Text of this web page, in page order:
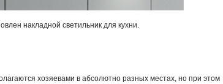
накладной светильник для кухни.
хозяевами в абсолютно разных местах, но при этом